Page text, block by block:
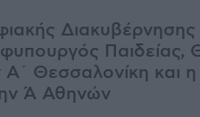
Διακυβέρνησης
Παιδείας,
Θεσσαλονίκη και
Ά Αθηνών